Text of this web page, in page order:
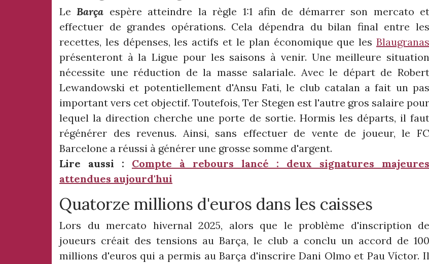
LeBarça espère atteindre la règle 1:1 afin de démarrer son mercato et
effectuer de grandes opérations. Cela dépendra du bilan final entre les
recettes, les dépenses, les actifs et le plan économique que les Blaugranas
présenteront à la Ligue pour les saisons à venir. Une meilleure situation
nécessite une réduction de la masse salariale. Avec le départ de Robert
Lewandowski et potentiellement d'Ansu Fati, le club catalan a fait un pas
important vers cet objectif. Toutefois, Ter Stegen est l'autre gros salaire pour
lequel la direction cherche une porte de sortie. Hormis les départs, il faut
régénérer des revenus. Ainsi, sans effectuer de vente de joueur, le FC
Barcelone a réussi à générer une grosse somme d'argent.
Lire aussi : Compte à rebours lancé : deux signatures majeures
attendues aujourd'hui
Quatorze millions d'euros dans les caisses
Lors du mercato hivernal 2025, alors que le problème d'inscription de
joueurs créait des tensions au Barça, le club a conclu un accord de 100
millions d'euros qui a permis au Barça d'inscrire Dani Olmo et Pau Víctor. Il